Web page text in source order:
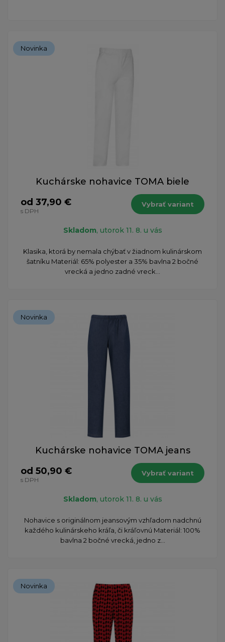
Novinka
Kuchárske nohavice TOMA biele
od 37,90 €
s DPH
Vybrať variant
Skladom, utorok 11. 8. u vás
​Klasika, ktorá by nemala chýbať v žiadnom kulinárskom
šatníku Materiál: 65% polyester a 35% bavlna 2 bočné
vrecká a jedno zadné vreck...
Novinka
Kuchárske nohavice TOMA jeans
od 50,90 €
s DPH
Vybrať variant
Skladom, utorok 11. 8. u vás
Nohavice s originálnom jeansovým vzhľadom nadchnú
každého kulinárskeho kráľa, či kráľovnú Materiál: 100%
bavlna 2 bočné vrecká, jedno z...
Novinka